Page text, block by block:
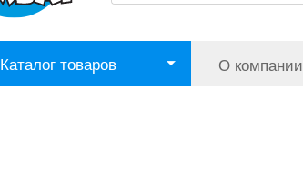
Каталог товаров О компании